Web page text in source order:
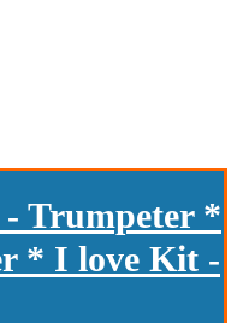
- Trumpeter *
* I love Kit -